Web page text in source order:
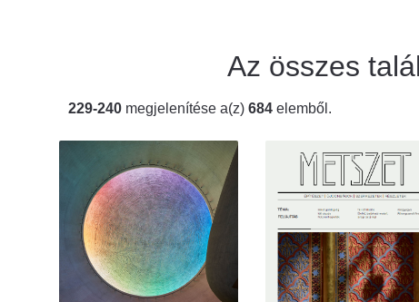
Az összes
229-240 megjelenítése a(z) 684 elemből.